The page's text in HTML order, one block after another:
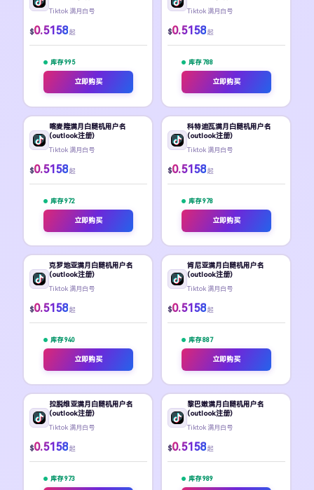
Tiktok 满月白号
$0.5158 起
库存 995
立即购买
Tiktok 满月白号
$0.5158 起
库存 788
立即购买
喀麦隆满月白随机用户名
(outlook注册)
Tiktok 满月白号
$0.5158 起
库存 972
立即购买
科特迪瓦满月白随机用户名
(outlook注册)
Tiktok 满月白号
$0.5158 起
库存 978
立即购买
克罗地亚满月白随机用户名
(outlook注册)
Tiktok 满月白号
$0.5158 起
库存 940
立即购买
肯尼亚满月白随机用户名
(outlook注册)
Tiktok 满月白号
$0.5158 起
库存 887
立即购买
拉脱维亚满月白随机用户名
(outlook注册)
Tiktok 满月白号
$0.5158 起
库存 973
黎巴嫩满月白随机用户名
(outlook注册)
Tiktok 满月白号
$0.5158 起
库存 989